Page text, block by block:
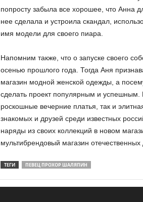
попросту забыла все хорошее, что Анна
нее сделала и устроила скандал,
имя модели для своего пиара.
Напомним также, что о запуске своего
осенью прошлого года. Тогда Аня
магазин модной женской одежды, а
сделать проект популярным и
роскошные вечерние платья, так и
знакомых и друзей среди известных
наряды из своих коллекций в новом
мультибрендовый магазин отечественных
ТЕГИ ПЕВЕЦ ПРОХОР ШАЛЯПИН